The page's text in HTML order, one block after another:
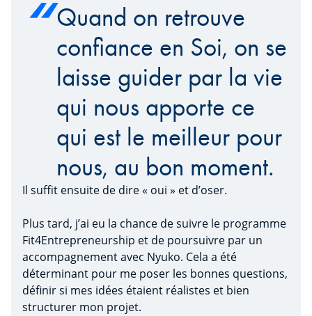
​​​​​​​Quand on retrouve
confiance en Soi, on se
laisse guider par la vie
qui nous apporte ce
qui est le meilleur pour
nous, au bon moment.
Il suffit ensuite de dire « oui » et d’oser.
Plus tard, j’ai eu la chance de suivre le programme
Fit4Entrepreneurship et de poursuivre par un
accompagnement avec Nyuko. Cela a été
déterminant pour me poser les bonnes questions,
définir si mes idées étaient réalistes et bien
structurer mon projet.